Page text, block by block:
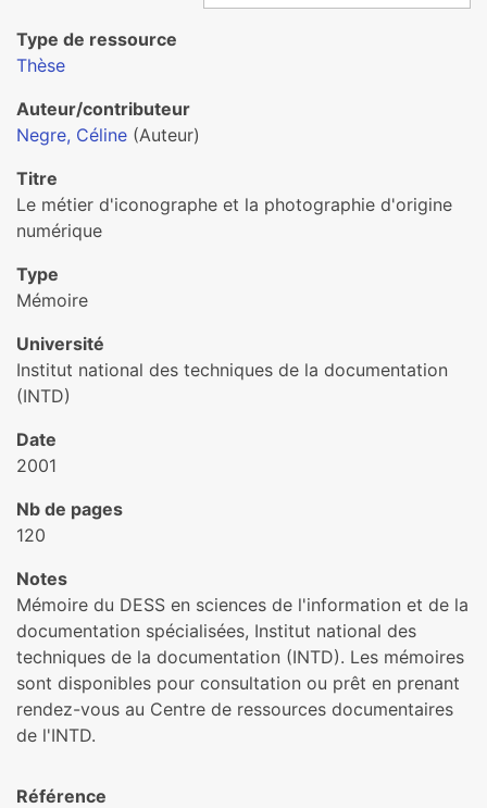
Type de ressource
Thèse
Auteur/contributeur
Negre, Céline (Auteur)
Titre
Le métier d'iconographe et la photographie d'origine
numérique
Type
Mémoire
Université
Institut national des techniques de la documentation
(INTD)
Date
2001
Nb de pages
120
Notes
Mémoire du DESS en sciences de l'information et de la
documentation spécialisées, Institut national des
techniques de la documentation (INTD). Les mémoires
sont disponibles pour consultation ou prêt en prenant
rendez-vous au Centre de ressources documentaires
de l'INTD.
Référence